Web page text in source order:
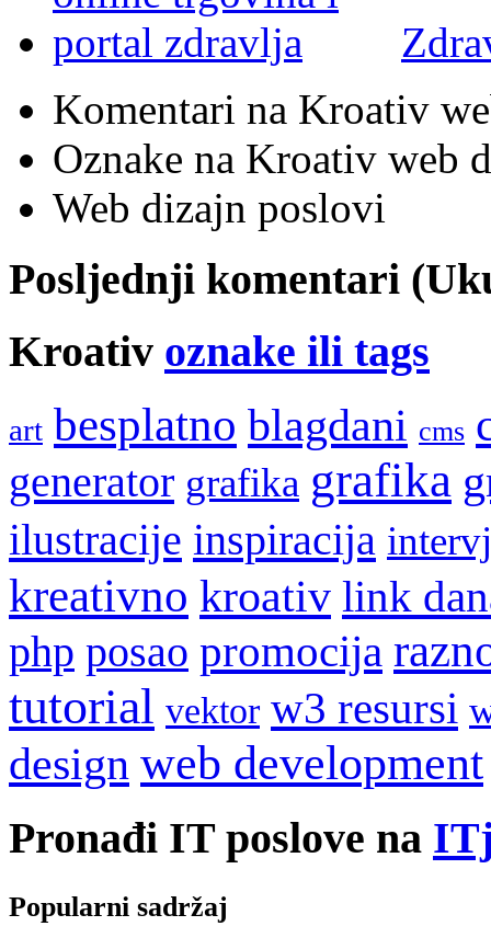
Komentari na Kroativ
Oznake na Kroativ web
Web dizajn poslovi
Posljednji komentari
Kroativ oznake ili tags
art besplatno blagdani cms
generator grafika grafika
ilustracije inspiracija
kreativno kroativ link
php posao promocija
tutorial vektor w3 resursi
design web development
Pronađi IT poslove na
Popularni sadržaj